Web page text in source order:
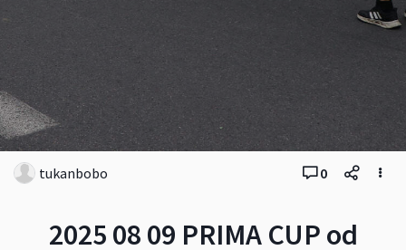
2025 08 09 PRIMA CUP od
tukanbobo 0